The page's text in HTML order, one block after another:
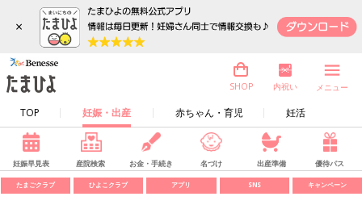
×
TOP 妊娠・出産 赤ちゃん・育児 妊活
SHOP 内祝い メニュー
妊娠早見表 産院検索 お金・手続き 名づけ 出産準備 優待パス
たまごクラブ ひよこクラブ アプリ SNS キャンペーン